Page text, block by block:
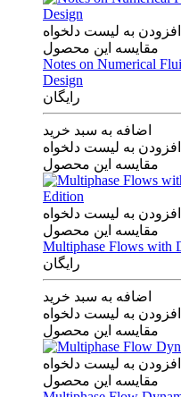
افزودن به لیست دلخواه
مقایسه این محصول
Notes on Numerical
Design
رایگان
اضافه به سبد خرید
افزودن به لیست دلخواه
مقایسه این محصول
افزودن به لیست دلخواه
مقایسه این محصول
Multiphase Flows with
رایگان
اضافه به سبد خرید
افزودن به لیست دلخواه
مقایسه این محصول
افزودن به لیست دلخواه
مقایسه این محصول